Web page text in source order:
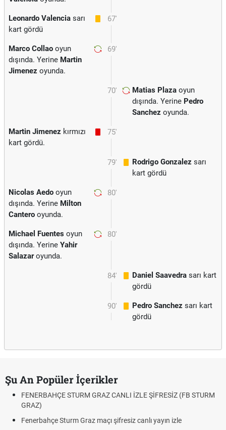
67'
Leonardo Valencia sarı
kart gördü
69'
Marco Collao oyun
dışında. Yerine Martin
Jimenez oyunda.
70' Matias Plaza oyun
dışında. Yerine Pedro
Sanchez oyunda.
75'
Martin Jimenez kırmızı
kart gördü.
79' Rodrigo Gonzalez sarı
kart gördü
80'
Nicolas Aedo oyun
dışında. Yerine Milton
Cantero oyunda.
80'
Michael Fuentes oyun
dışında. Yerine Yahir
Salazaroyunda.
84' Daniel Saavedra sarı kart
gördü
90' Pedro Sanchez sarı kart
gördü
Şu An Popüler İçerikler
FENERBAHÇE STURM GRAZ CANLI İZLE ŞİFRESİZ (FB STURM
GRAZ)
Fenerbahçe Sturm Graz maçı şifresiz canlı yayın izle